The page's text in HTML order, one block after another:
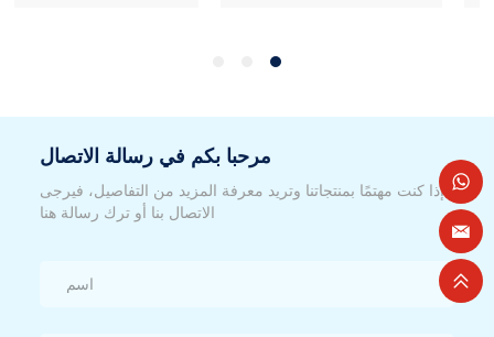
مرحبا بكم في رسالة الاتصال
إذا كنت مهتمًا بمنتجاتنا وتريد معرفة المزيد من التفاصيل، فيرجى
الاتصال بنا أو ترك رسالة هنا